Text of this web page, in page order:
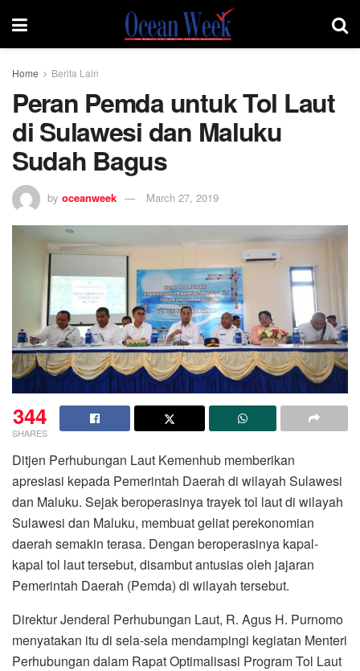
Home Berita Lain
Peran Pemda untuk Tol Laut
di Sulawesi dan Maluku
Sudah Bagus
by oceanweek March 27, 2019
344
SHARES
Ditjen Perhubungan Laut Kemenhub memberikan
apresiasi kepada Pemerintah Daerah di wilayah Sulawesi
dan Maluku. Sejak beroperasinya trayek tol laut di wilayah
Sulawesi dan Maluku, membuat geliat perekonomian
daerah semakin terasa. Dengan beroperasinya kapal-
kapal tol laut tersebut, disambut antusias oleh jajaran
Pemerintah Daerah (Pemda) di wilayah tersebut.
Direktur Jenderal Perhubungan Laut, R. Agus H. Purnomo
menyatakan itu di sela-sela mendampingi kegiatan Menteri
Perhubungan dalam Rapat Optimalisasi Program Tol Laut